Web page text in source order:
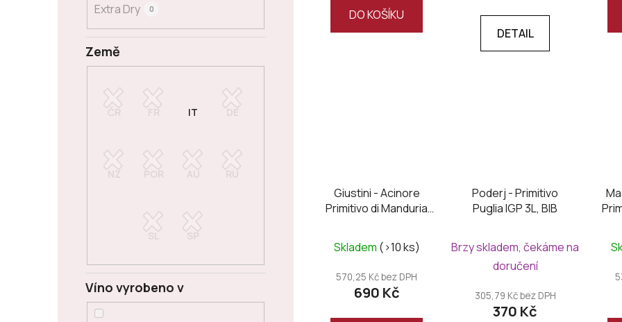
Země
Extra Dry 0
Víno vyrobeno v
DO KOŠÍKU
DETAIL
Giustini - Acinore
Primitivo di Manduria
Skladem (>10 ks)
570,25 Kč bez DPH
690 Kč
Poderj - Primitivo
Puglia IGP 3L, BIB
hodnocení
produktu
je
5,0
Brzy skladem, čekáme na
doručení
305,79 Kč bez DPH
370 Kč